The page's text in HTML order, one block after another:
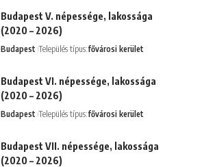
Budapest V. népessége, lakossága
(2020 – 2026)
Budapest Település típus:fővárosi kerület
Budapest VI. népessége, lakossága
(2020 – 2026)
Budapest Település típus:fővárosi kerület
Budapest VII. népessége, lakossága
(2020 – 2026)